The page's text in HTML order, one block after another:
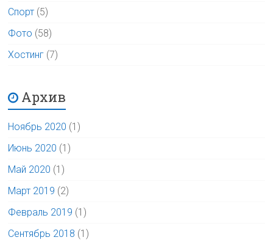
Спорт (5)
Фото (58)
Хостинг (7)
Архив
Ноябрь 2020 (1)
Июнь 2020 (1)
Май 2020 (1)
Март 2019 (2)
Февраль 2019 (1)
Сентябрь 2018 (1)